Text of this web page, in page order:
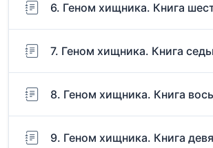
6. Геном хищника. Книга
7. Геном хищника. Книга
8. Геном хищника. Книга
9. Геном хищника. Книга